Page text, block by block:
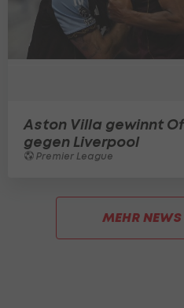
Aston Villa gewinnt
gegen Liverpool
Premier League
MEHR